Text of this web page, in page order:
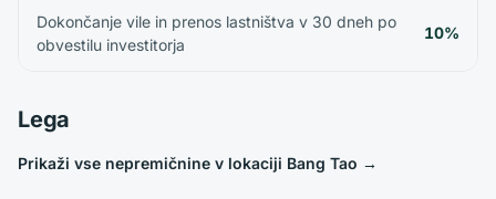
Dokončanje vile in prenos lastništva v 30 dneh po
obvestilu investitorja
10%
Lega
Prikaži vse nepremičnine v lokaciji Bang Tao →